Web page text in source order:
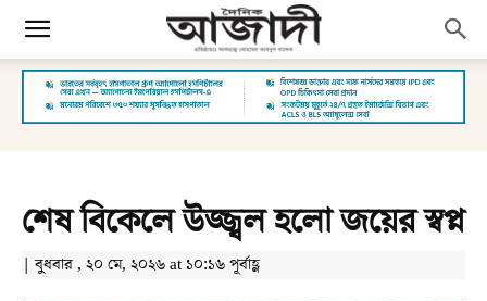
শেষ বিকেলে উজ্জ্বল হলো জয়ের স্বপ্ন
| বুধবার , ২০ মে, ২০২৬ at ১০:১৬ পূর্বাহ্ণ